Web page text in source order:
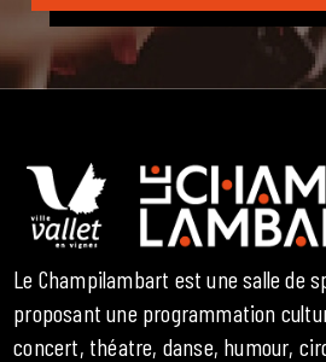
Le Champilambart est une salle de
proposant une programmation
concert, théatre, danse, humour,